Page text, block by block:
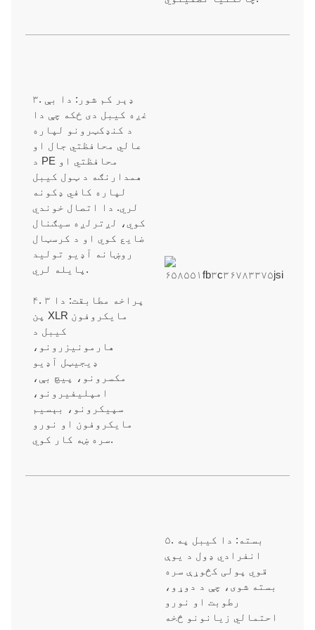
۳. ډېر کم شور: دا بې
غږه کیبل دی ځکه چې دا
د کنډکټرونو لپاره
عالي محافظتي جال او
د PE محافظتي او
همدارنګه د ټول کیبل
لپاره کافي ډکونه
لري. دا اتصال خوندي
کوي، لږترلږه سیګنال
ضایع کوي او د کرسټال
روښانه آډیو تولید
پایله لري.
۴. پراخه مطابقت: دا ۳
پن XLR مایکروفون
کیبل د
هارمونیزرونو،
ډیجیټل آډیو
مکسرونو، پیچ بې،
امپلیفیرونو،
سپیکرونو، بېسیم
مایکروفون او نورو
سره ښه کار کوي.
۵. بسته: دا کیبل په
انفرادي ډول د یوې
قوي پولی کڅوړې سره
بسته شوی، چې د دوړو،
رطوبت او نورو
احتمالي زیانونو څخه
کړو.
سندونه